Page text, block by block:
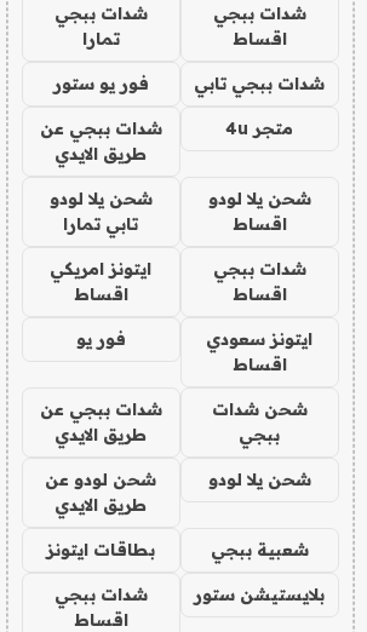
شدات ببجي
اقساط
شدات ببجي
تمارا
شدات ببجي تابي فور يو ستور
متجر 4u
شدات ببجي عن
طريق الايدي
شحن يلا لودو
اقساط
شحن يلا لودو
تابي تمارا
شدات ببجي
اقساط
ايتونز امريكي
اقساط
ايتونز سعودي
اقساط
فور يو
شحن شدات
ببجي
شدات ببجي عن
طريق الايدي
شحن يلا لودو
شحن لودو عن
طريق الايدي
شعبية ببجي بطاقات ايتونز
بلايستيشن ستور
شدات ببجي
اقساط